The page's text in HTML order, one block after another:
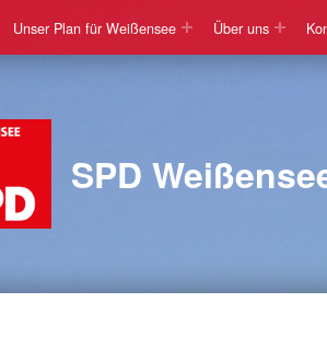
Unser Plan für Weißensee Über uns
SPD